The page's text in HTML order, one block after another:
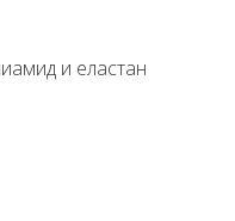
и еластан